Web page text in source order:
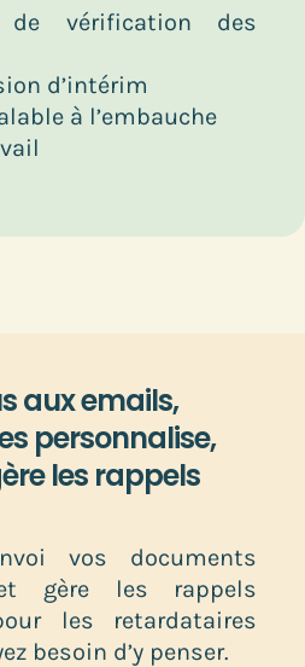
vérification des
d’intérim
à l’embauche
aux emails,
personnalise,
les rappels
vos documents
gère les rappels
les retardataires
besoin d’y penser.